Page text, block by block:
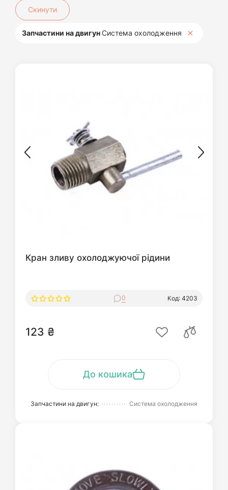
Скинути
Запчастини на двигунСистема охолодження
Кран зливу охолоджуючої рідини
0 Код: 4203
123 ₴
До кошика
Запчастини на двигун: Система охолодження